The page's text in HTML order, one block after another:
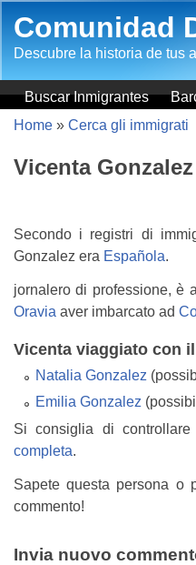
Comunidad
Descubre la historia de tus
Buscar Inmigrantes
Home » Cerca gli immigrati
Vicenta Gonzalez
Secondo i registri di
Gonzalez era Española.
jornalero di professione, è
Oravia aver imbarcato ad
Vicenta viaggiato con
Natalia Gonzalez
Emilia Gonzalez
Si consiglia di
completa.
Sapete questa persona o
commento!
Invia nuovo